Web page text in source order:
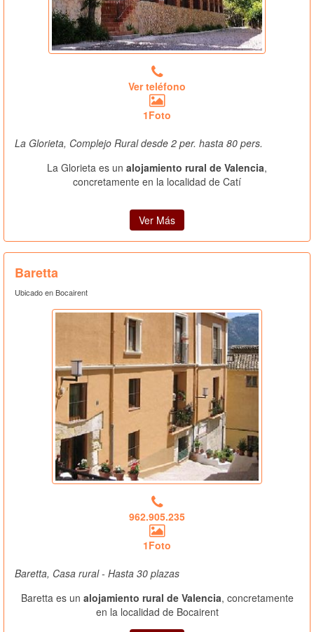
Ver teléfono
1Foto
La Glorieta, Complejo Rural desde 2 per. hasta 80 pers.
La Glorieta es un alojamiento rural de Valencia,
concretamente en la localidad de Catí
Ver Más
Baretta
Ubicado en Bocairent
962.905.235
1Foto
Baretta, Casa rural - Hasta 30 plazas
Baretta es un alojamiento rural de Valencia, concretamente
en la localidad de Bocairent